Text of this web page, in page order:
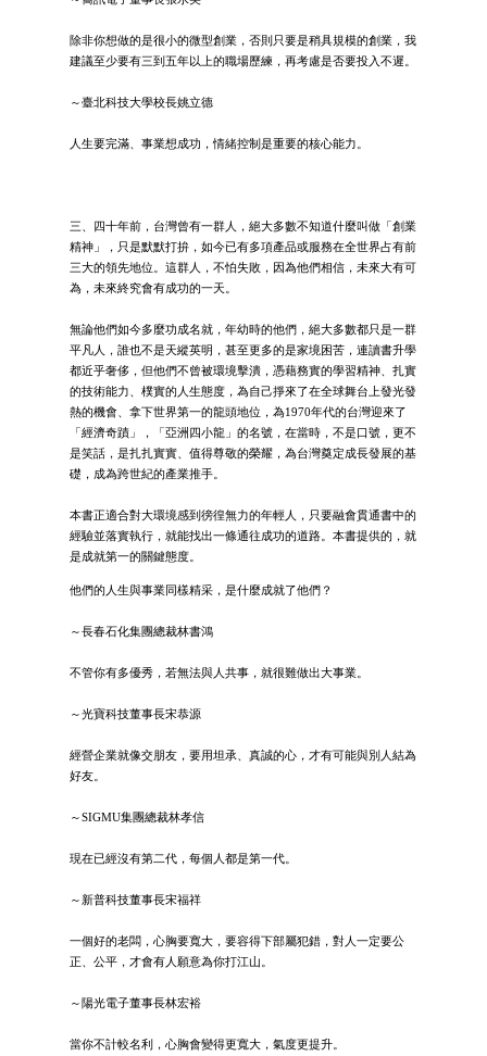
除非你想做的是很小的微型創業，否則只要是稍具規模的創業，我
建議至少要有三到五年以上的職場歷練，再考慮是否要投入不遲。
～臺北科技大學校長姚立德
人生要完滿、事業想成功，情緒控制是重要的核心能力。
三、四十年前，台灣曾有一群人，絕大多數不知道什麼叫做「創業
精神」，只是默默打拚，如今已有多項產品或服務在全世界占有前
三大的領先地位。這群人，不怕失敗，因為他們相信，未來大有可
為，未來終究會有成功的一天。
無論他們如今多麼功成名就，年幼時的他們，絕大多數都只是一群
平凡人，誰也不是天縱英明，甚至更多的是家境困苦，連讀書升學
都近乎奢侈，但他們不曾被環境擊潰，憑藉務實的學習精神、扎實
的技術能力、樸實的人生態度，為自己掙來了在全球舞台上發光發
熱的機會、拿下世界第一的龍頭地位，為1970年代的台灣迎來了
「經濟奇蹟」，「亞洲四小龍」的名號，在當時，不是口號，更不
是笑話，是扎扎實實、值得尊敬的榮耀，為台灣奠定成長發展的基
礎，成為跨世紀的產業推手。
本書正適合對大環境感到徬徨無力的年輕人，只要融會貫通書中的
經驗並落實執行，就能找出一條通往成功的道路。本書提供的，就
是成就第一的關鍵態度。
他們的人生與事業同樣精采，是什麼成就了他們？
～長春石化集團總裁林書鴻
不管你有多優秀，若無法與人共事，就很難做出大事業。
～光寶科技董事長宋恭源
經營企業就像交朋友，要用坦承、真誠的心，才有可能與別人結為
好友。
～SIGMU集團總裁林孝信
現在已經沒有第二代，每個人都是第一代。
～新普科技董事長宋福祥
一個好的老闆，心胸要寬大，要容得下部屬犯錯，對人一定要公
正、公平，才會有人願意為你打江山。
～陽光電子董事長林宏裕
當你不計較名利，心胸會變得更寬大，氣度更提升。